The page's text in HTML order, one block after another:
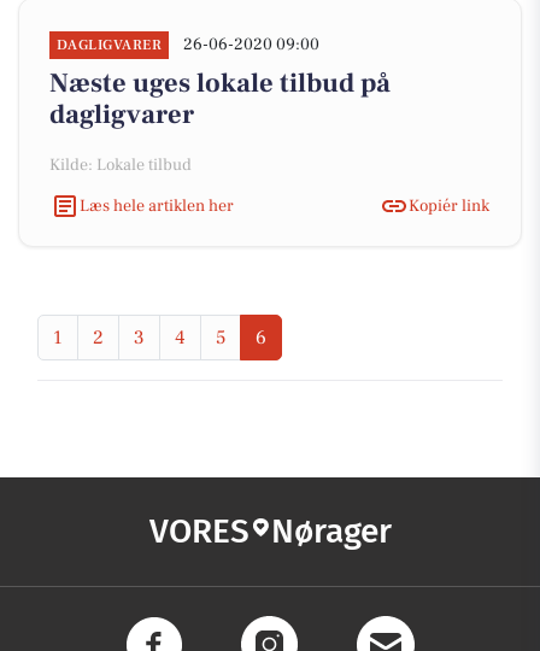
DAGLIGVARER 26-06-2020 09:00
Næste uges lokale tilbud på
dagligvarer
Kilde: Lokale tilbud
Læs hele artiklen her
Kopiér link
1 2 3 4 5 6
VORES Nørager